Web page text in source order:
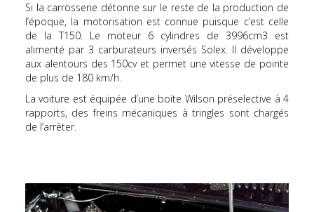
Si la carrosserie détonne sur le reste de la production de
l’époque, la motorisation est connue puisque c’est celle
de la T150. Le moteur 6 cylindres de 3996cm3 est
alimenté par 3 carburateurs inversés Solex. Il développe
aux alentours des 150cv et permet une vitesse de pointe
de plus de 180 km/h.
La voiture est équipée d’une boite Wilson préselective à 4
rapports, des freins mécaniques à tringles sont chargés
de l’arrêter.